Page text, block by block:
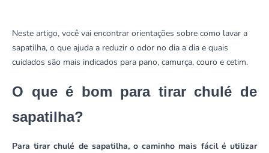
Neste artigo, você vai encontrar orientações sobre como lavar a
sapatilha, o que ajuda a reduzir o odor no dia a dia e quais
cuidados são mais indicados para pano, camurça, couro e cetim.
O que é bom para tirar chulé de
sapatilha?
Para tirar chulé de sapatilha, o caminho mais fácil é utilizar